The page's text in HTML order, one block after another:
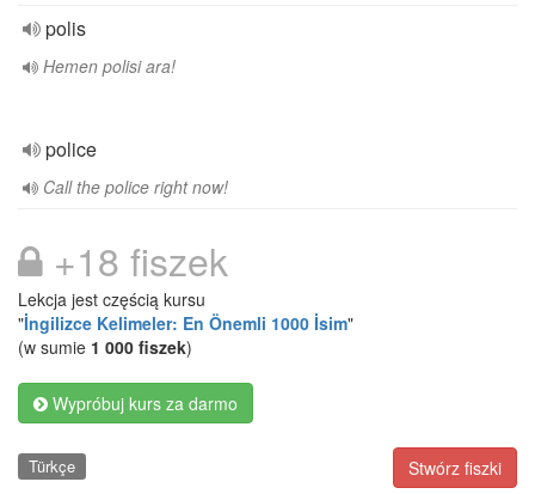
polis
Hemen polisi ara!
police
Call the police right now!
+18 fiszek
Lekcja jest częścią kursu
"İngilizce Kelimeler: En Önemli 1000 İsim"
(w sumie 1 000 fiszek)
Wypróbuj kurs za darmo
Stwórz fiszki
Türkçe